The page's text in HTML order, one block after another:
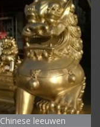
Chinese leeuwen